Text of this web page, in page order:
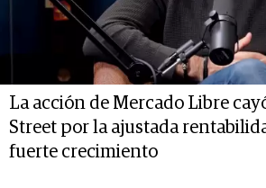
La acción de Mercado Libre
Street por la ajustada
fuerte crecimiento